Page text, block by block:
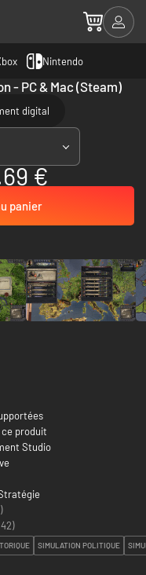
Nintendo
- PC & Mac (Steam)
digital
€
panier
produit
Studio
)
SIMULATION POLITIQUE